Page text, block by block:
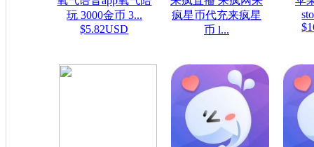
玩 3000金币 3...
$5.82USD
疯星币代充来疯星
币 l...